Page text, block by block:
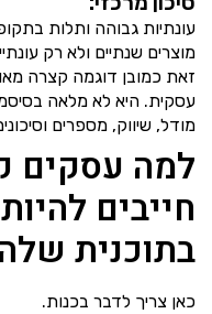
עונתיות גבוהה ותלות
מוצרים שנתיים ולא רק
זאת כמובן דוגמה קצרה
עסקית. היא לא מלאה
מודל, שיווק, מספרים
למה עסקים
חייבים
בתוכנית
כאן צריך לדבר בכנות.